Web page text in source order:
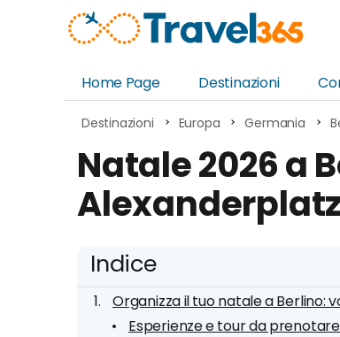
Home Page
Destinazioni
Europa
Nord America
Sud America
Destinazioni Europa Germania
Natale 2026 a
Indice
Organizza il tuo natale a Berlino:
Esperienze e tour da